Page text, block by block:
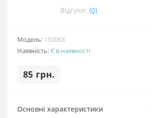
Відгуки: (0)
Модель: 150063
Наявність:Є в наявності
85 грн.
Основні характеристики